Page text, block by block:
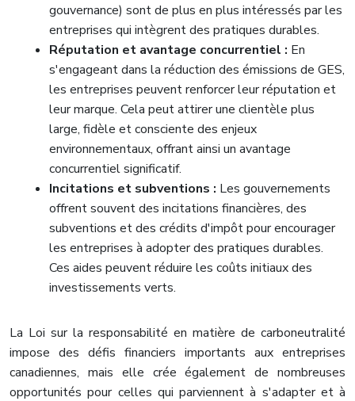
gouvernance) sont de plus en plus intéressés par les
entreprises qui intègrent des pratiques durables.
Réputation et avantage concurrentiel : En
s'engageant dans la réduction des émissions de GES,
les entreprises peuvent renforcer leur réputation et
leur marque. Cela peut attirer une clientèle plus
large, fidèle et consciente des enjeux
environnementaux, offrant ainsi un avantage
concurrentiel significatif.
Incitations et subventions : Les gouvernements
offrent souvent des incitations financières, des
subventions et des crédits d'impôt pour encourager
les entreprises à adopter des pratiques durables.
Ces aides peuvent réduire les coûts initiaux des
investissements verts.
La Loi sur la responsabilité en matière de carboneutralité
impose des défis financiers importants aux entreprises
canadiennes, mais elle crée également de nombreuses
opportunités pour celles qui parviennent à s'adapter et à